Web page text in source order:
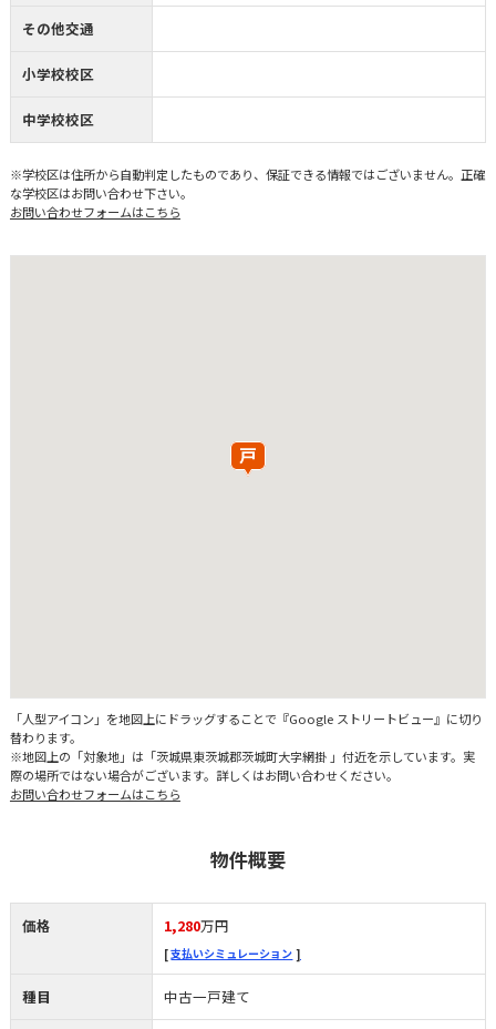
その他交通
小学校校区
中学校校区
※学校区は住所から自動判定したものであり、保証できる情報ではございません。正確
な学校区はお問い合わせ下さい。
お問い合わせフォームはこちら
「人型アイコン」を地図上にドラッグすることで『Google ストリートビュー』に切り
替わります。
※地図上の「対象地」は「茨城県東茨城郡茨城町大字網掛 」付近を示しています。実
際の場所ではない場合がございます。詳しくはお問い合わせください。
お問い合わせフォームはこちら
物件概要
価格 1,280万円
支払いシミュレーション
種目 中古一戸建て